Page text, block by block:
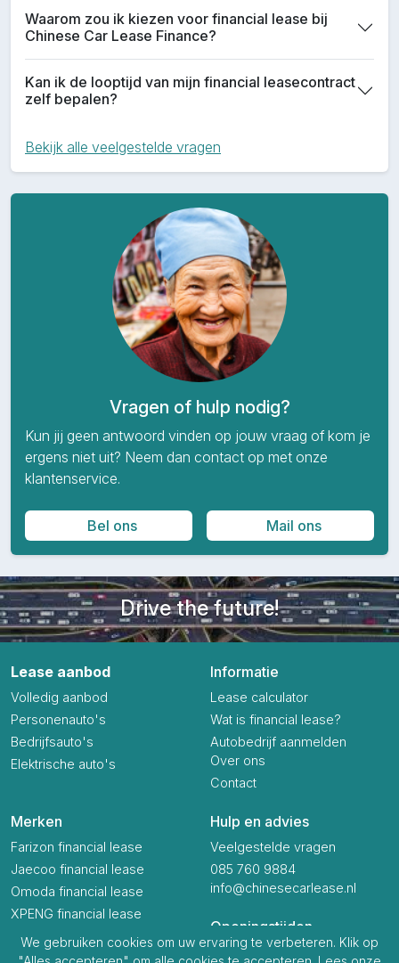
We gebruiken cookies om uw ervaring te verbeteren. Klik op
Waarom zou ik kiezen voor financial lease bij
Chinese Car Lease Finance?
Kan ik de looptijd van mijn financial leasecontract
zelf bepalen?
Bekijk alle veelgestelde vragen
Vragen of hulp nodig?
Kun jij geen antwoord vinden op jouw vraag of kom je
ergens niet uit? Neem dan contact op met onze
klantenservice.
Bel ons Mail ons
Drive the future!
Lease aanbod
Volledig aanbod
Personenauto's
Bedrijfsauto's
Elektrische auto's
Merken
Farizon financial lease
Jaecoo financial lease
Omoda financial lease
XPENG financial lease
Informatie
Lease calculator
Wat is financial lease?
Autobedrijf aanmelden
Over ons
Contact
Hulp en advies
Veelgestelde vragen
085 760 9884
info@chinesecarlease.nl
Openingstijden
Ma t/m Vr
09:00 - 17:00